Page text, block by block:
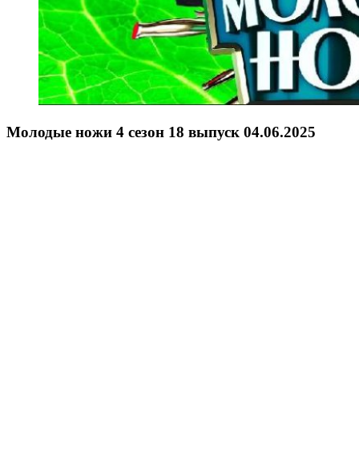
Молодые ножи 4 сезон 18 выпуск 04.06.2025